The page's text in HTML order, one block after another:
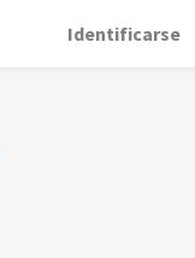
Identificarse